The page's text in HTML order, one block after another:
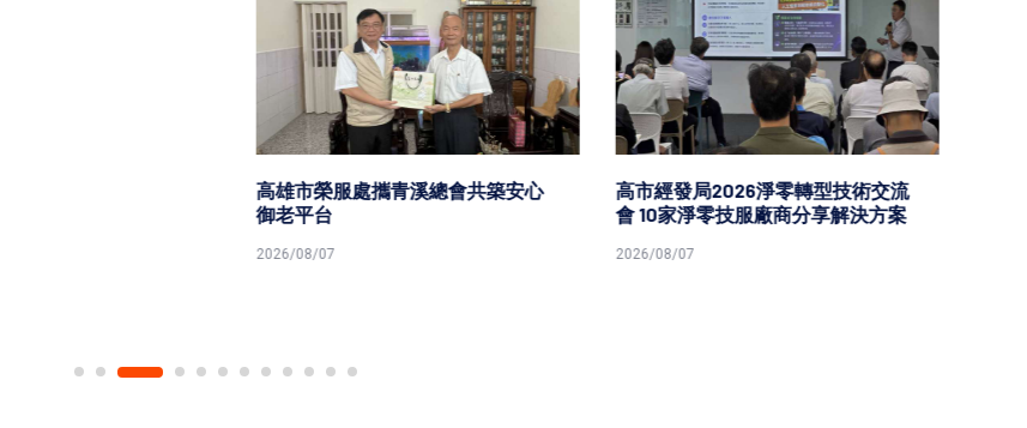
高雄市榮服處攜青溪總會共築安心
御老平台
2026/08/07
高市經發局2026淨零轉型技術交流
會 10家淨零技服廠商分享解決方案
2026/08/07